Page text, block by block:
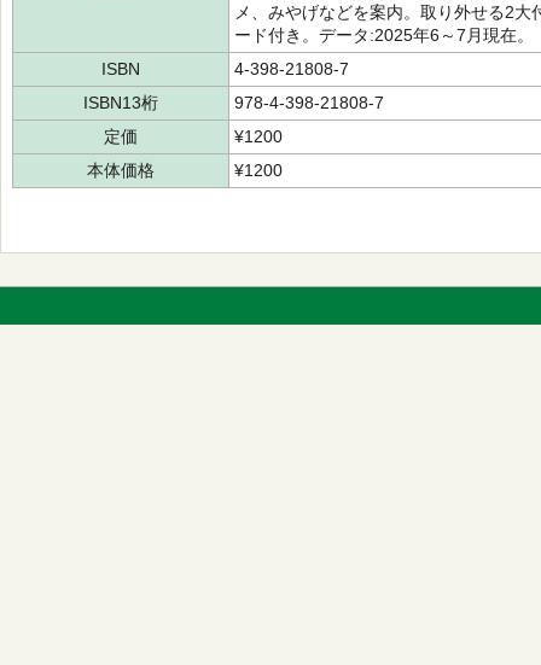
メ、みやげなどを案内。取り外せる2
ード付き。データ:2025年6～7月現在。
ISBN
4-398-21808-7
ISBN13桁
978-4-398-21808-7
定価
¥1200
本体価格
¥1200